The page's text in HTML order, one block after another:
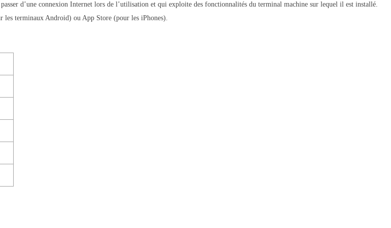
d’une connexion Internet lors de l’utilisation et qui exploite des fonctionnalités du terminal machine sur lequel il est installé.
les terminaux Android) ou App Store (pour les iPhones).